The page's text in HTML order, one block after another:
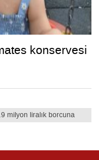
milyon liralık borcuna
konservesi